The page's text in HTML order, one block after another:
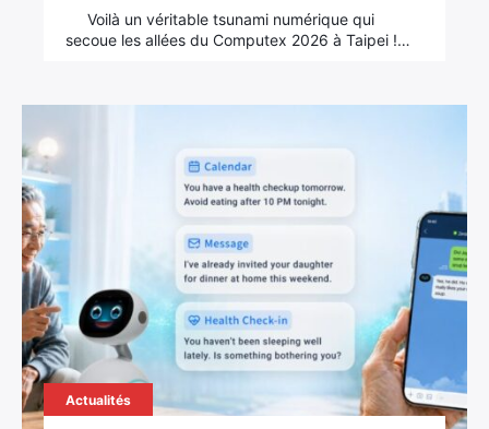
Voilà un véritable tsunami numérique qui
secoue les allées du Computex 2026 à Taipei !…
Actualités